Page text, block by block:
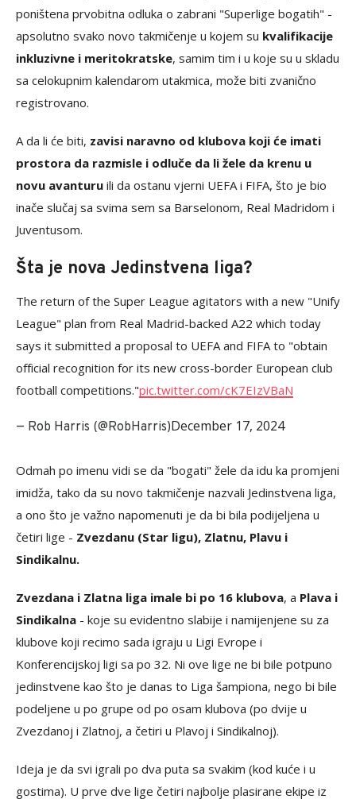
poništena prvobitna odluka o zabrani "Superlige bogatih" -
apsolutno svako novo takmičenje u kojem su kvalifikacije
inkluzivne i meritokratske, samim tim i u koje su u skladu
sa celokupnim kalendarom utakmica, može biti zvanično
registrovano.
A da li će biti, zavisi naravno od klubova koji će imati
prostora da razmisle i odluče da li žele da krenu u
novu avanturu ili da ostanu vjerni UEFA i FIFA, što je bio
inače slučaj sa svima sem sa Barselonom, Real Madridom i
Juventusom.
Šta je nova Jedinstvena liga?
The return of the Super League agitators with a new "Unify
League" plan from Real Madrid-backed A22 which today
says it submitted a proposal to UEFA and FIFA to "obtain
official recognition for its new cross-border European club
football competitions."pic.twitter.com/cK7EIzVBaN
— Rob Harris (@RobHarris)December 17, 2024
Odmah po imenu vidi se da "bogati" žele da idu ka promjeni
imidža, tako da su novo takmičenje nazvali Jedinstvena liga,
a ono što je važno napomenuti je da bi bila podijeljena u
četiri lige - Zvezdanu (Star ligu), Zlatnu, Plavu i
Sindikalnu.
Zvezdana i Zlatna liga imale bi po 16 klubova, a Plava i
Sindikalna - koje su evidentno slabije i namijenjene su za
klubove koji recimo sada igraju u Ligi Evrope i
Konferencijskoj ligi sa po 32. Ni ove lige ne bi bile potpuno
jedinstvene kao što je danas to Liga šampiona, nego bi bile
podeljene u po grupe od po osam klubova (po dvije u
Zvezdanoj i Zlatnoj, a četiri u Plavoj i Sindikalnoj).
Ideja je da svi igrali po dva puta sa svakim (kod kuće i u
gostima). U prve dve lige četiri najbolje plasirane ekipe iz